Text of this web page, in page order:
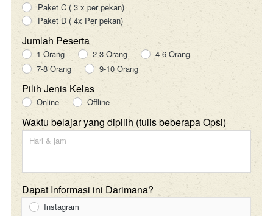
Paket C ( 3 x per pekan)
Paket D ( 4x Per pekan)
Jumlah Peserta
1 Orang 2-3 Orang
4-6 Orang
7-8 Orang
9-10 Orang
Pilih Jenis Kelas
Online Offline
Waktu belajar yang dipilih (tulis beberapa Opsi)
Dapat Informasi ini Darimana?
Instagram